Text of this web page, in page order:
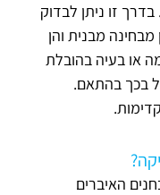
בדרך זו ניתן לבדוק
מבנית והן
או בעיה בהובלת
בכך בהתאם.
האיברים